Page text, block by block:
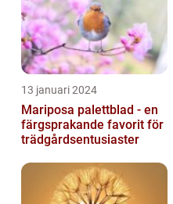
13 januari 2024
Mariposa palettblad - en
färgsprakande favorit för
trädgårdsentusiaster